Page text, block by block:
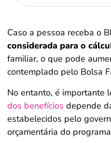
Caso a pessoa receba o
considerada para o
familiar, o que pode
contemplado pelo Bolsa
No entanto, é importante
dos benefícios depende
estabelecidos pelo
orçamentária do